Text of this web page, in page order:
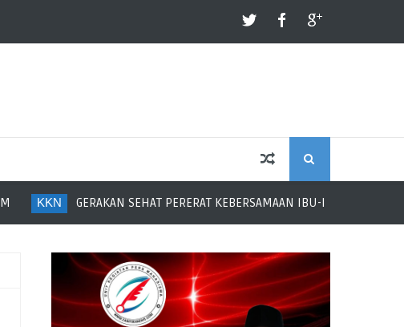
E
R
KKN GERAKAN SEHAT PERERAT KEBERSAMAAN IBU-IBU RANTAU